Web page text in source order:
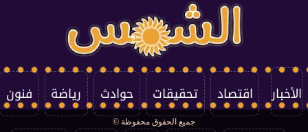
الأخبار اقتصاد تحقيقات حوادث رياضة فنون
جميع الحقوق محفوظة ©